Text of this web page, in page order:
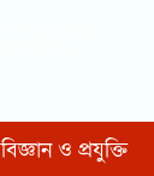
বিজ্ঞান ও প্রযুক্তি